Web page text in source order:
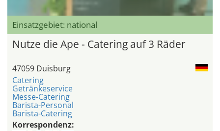
Einsatzgebiet: national
Nutze die Ape - Catering auf 3 Räder
47059 Duisburg
Catering
Getränkeservice
Messe-Catering
Barista-Personal
Barista-Catering
Korrespondenz: